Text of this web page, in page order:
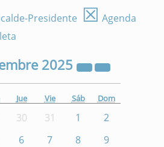
Presidente ☒ Agenda
2025
Jue Vie Sáb Dom
30 31 1
2
6 7 8
9